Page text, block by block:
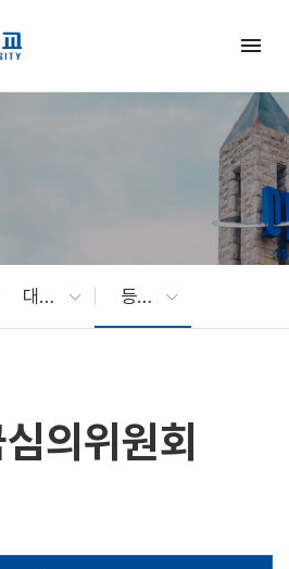
menu
대학주요회의 등록금심의위원회
의위원회